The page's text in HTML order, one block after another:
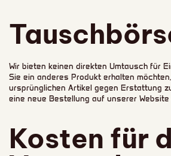
Wir bieten keinen direkten Umtausch für
Sie ein anderes Produkt erhalten
ursprünglichen Artikel gegen Erstattung
eine neue Bestellung auf unserer Website
Kosten für